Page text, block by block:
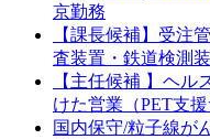
京勤務
【課長候補】受注
査装置・鉄道検測
【主任候補 】ヘル
けた営業（PET支
国内保守/粒子線が